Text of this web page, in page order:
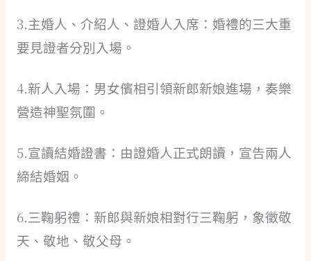
3.主婚人、介紹人、證婚人入席：婚禮的三大重
要見證者分別入場。
4.新人入場：男女儐相引領新郎新娘進場，奏樂
營造神聖氛圍。
5.宣讀結婚證書：由證婚人正式朗讀，宣告兩人
締結婚姻。
6.三鞠躬禮：新郎與新娘相對行三鞠躬，象徵敬
天、敬地、敬父母。